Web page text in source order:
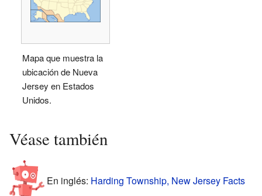
Mapa que muestra la
ubicación de Nueva
Jersey en Estados
Unidos.
Véase también
En inglés: Harding Township, New Jersey Facts